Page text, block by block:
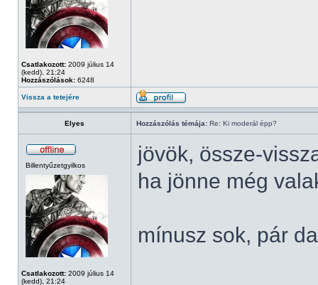
Csatlakozott: 2009 július 14
(kedd), 21:24
Hozzászólások: 6248
Vissza a tetejére
Elyes Hozzászólás témája: Re: Ki moderál épp?
Billentyűzetgyilkos
Csatlakozott: 2009 július 14
(kedd), 21:24
jövök, össze-
ha jönne még
mínusz sok, pár